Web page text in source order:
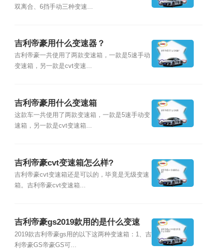
双离合、6挡手动三种变速...
吉利帝豪用什么变速器？
吉利帝豪一共使用了两款变速箱，一款是5速手动
变速箱，另一款是cvt变速...
吉利帝豪用什么变速箱
这款车一共使用了两款变速箱，一款是5速手动变
速箱，另一款是cvt变速箱...
吉利帝豪cvt变速箱怎么样?
吉利帝豪cvt变速箱还是可以的，毕竟是无级变速
箱。吉利帝豪cvt变速箱...
吉利帝豪gs2019款用的是什么变速
箱?
2019款吉利帝豪gs用的以下这两种变速箱：1、吉
利帝豪GS帝豪GS可...